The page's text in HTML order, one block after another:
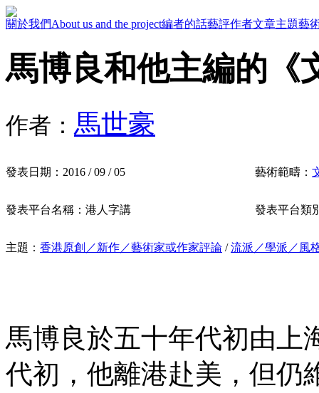
關於我們About us and the project編者的話藝評作者文章主題藝
馬博良和他主編的《
作者： 馬世豪
發表日期： 2016 / 09 / 05 藝術範疇：
發表平台名稱： 港人字講 發表平台類
主題： 香港原創／新作／藝術家或作家評論 /流派／學派／風
馬博良於五十年代初由上
代初，他離港赴美，但仍